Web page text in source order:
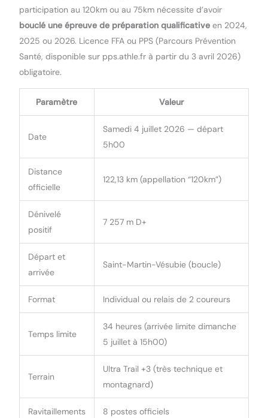
participation au 120km ou au 75km nécessite d’avoir
bouclé une épreuve de préparation qualificativeen 2024,
2025 ou 2026. Licence FFA ou PPS (Parcours Prévention
Santé, disponible sur pps.athle.fr à partir du 3 avril 2026)
obligatoire.
Paramètre Valeur
Date
Samedi 4 juillet 2026 — départ
5h00
Distance
officielle
122,13 km (appellation “120km”)
Dénivelé
positif
7 257 m D+
Départ et
arrivée
Saint-Martin-Vésubie (boucle)
Format Individual ou relais de 2 coureurs
Temps limite
34 heures (arrivée limite dimanche
5 juillet à 15h00)
Terrain
Ultra Trail +3 (très technique et
montagnard)
Ravitaillements 8 postes officiels